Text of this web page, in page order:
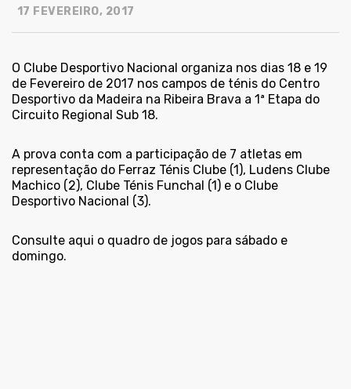
17 FEVEREIRO, 2017
O Clube Desportivo Nacional organiza nos dias 18 e 19
de Fevereiro de 2017 nos campos de ténis do Centro
Desportivo da Madeira na Ribeira Brava a 1ª Etapa do
Circuito Regional Sub 18.
A prova conta com a participação de 7 atletas em
representação do Ferraz Ténis Clube (1), Ludens Clube
Machico (2), Clube Ténis Funchal (1) e o Clube
Desportivo Nacional (3).
Consulte aqui o quadro de jogos para sábado e
domingo.